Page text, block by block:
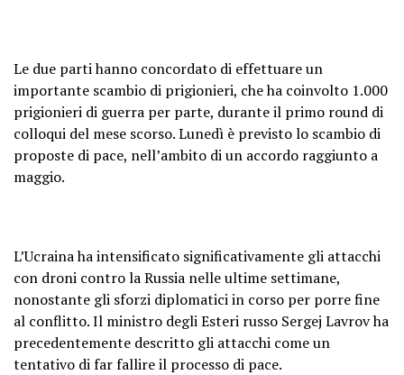
Le due parti hanno concordato di effettuare un
importante scambio di prigionieri, che ha coinvolto 1.000
prigionieri di guerra per parte, durante il primo round di
colloqui del mese scorso. Lunedì è previsto lo scambio di
proposte di pace, nell’ambito di un accordo raggiunto a
maggio.
L’Ucraina ha intensificato significativamente gli attacchi
con droni contro la Russia nelle ultime settimane,
nonostante gli sforzi diplomatici in corso per porre fine
al conflitto. Il ministro degli Esteri russo Sergej Lavrov ha
precedentemente descritto gli attacchi come un
tentativo di far fallire il processo di pace.